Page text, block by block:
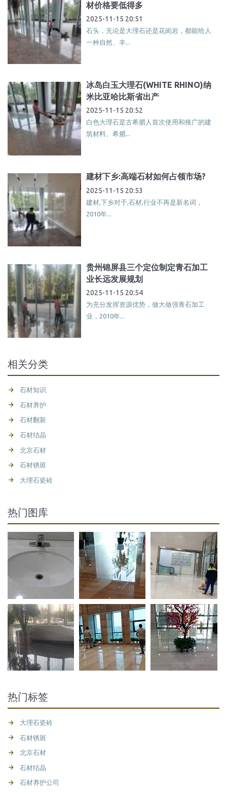
材价格要低得多
2025-11-15 20:51
石头，无论是大理石还是花岗岩，都能给人
一种自然、丰...
冰岛白玉大理石(WHITE RHINO)纳
米比亚哈比斯省出产
2025-11-15 20:52
白色大理石是古希腊人首次使用和推广的建
筑材料。希腊...
建材下乡:高端石材如何占领市场?
2025-11-15 20:53
建材,下乡对于,石材,行业不再是新名词，
2010年...
贵州锦屏县三个定位制定青石加工
业长远发展规划
2025-11-15 20:54
为充分发挥资源优势，做大做强青石加工
业，2010年...
相关分类
石材知识
石材养护
石材翻新
石材结晶
北京石材
石材锈斑
大理石瓷砖
热门图库
热门标签
大理石瓷砖
石材锈斑
北京石材
石材结晶
石材养护公司